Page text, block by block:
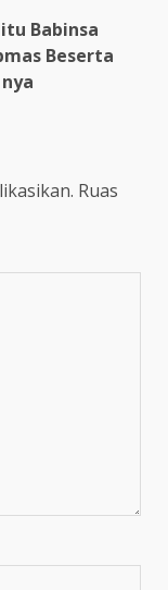
Babinsa
Beserta
Ruas